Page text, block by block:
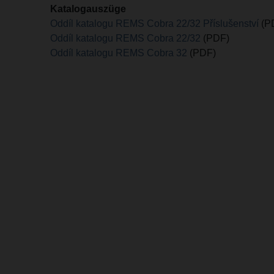
Katalogauszüge
Oddíl katalogu REMS Cobra 22/32 Příslušenství
Oddíl katalogu REMS Cobra 22/32 (PDF)
Oddíl katalogu REMS Cobra 32 (PDF)